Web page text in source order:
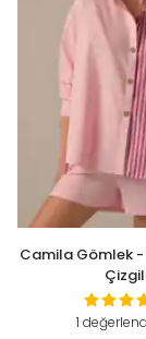
Camila Gömlek
1